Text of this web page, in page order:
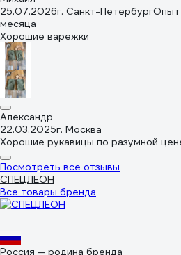
25.07.2026г. Санкт-ПетербургОпыт
месяца
Хорошие варежки
Александр
22.03.2025г. Москва
Хорошие рукавицы по разумной
Посмотреть все отзывы
СПЕЦЛЕОН
Все товары бренда
Россия — родина бренда